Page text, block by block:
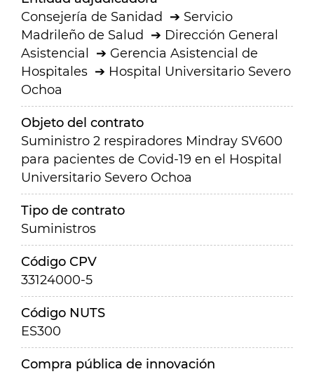
Consejería de Sanidad
Servicio
Madrileño de Salud
Dirección General
Asistencial
Gerencia Asistencial de
Hospitales
Hospital Universitario Severo
Ochoa
Objeto del contrato
Suministro 2 respiradores Mindray SV600
para pacientes de Covid-19 en el Hospital
Universitario Severo Ochoa
Tipo de contrato
Suministros
Código CPV
33124000-5
Código NUTS
ES300
Compra pública de innovación